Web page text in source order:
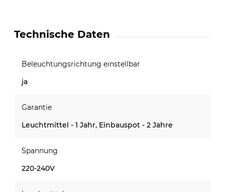
Technische Daten
Beleuchtungsrichtung einstellbar
ja
Garantie
Leuchtmittel - 1 Jahr, Einbauspot - 2 Jahre
Spannung
220-240V